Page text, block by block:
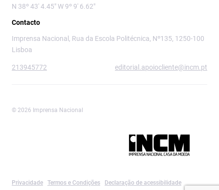
N 38º 43' 4.45" W 9º 9' 6.62"
Contacto
Imprensa Nacional, Rua da Escola Politécnica, Nº135, 1250-100
Lisboa
213945772 editorial.apoiocliente@incm.pt
© 2026 Imprensa Nacional
Privacidade Termos e Condições Declaração de acessibilidade